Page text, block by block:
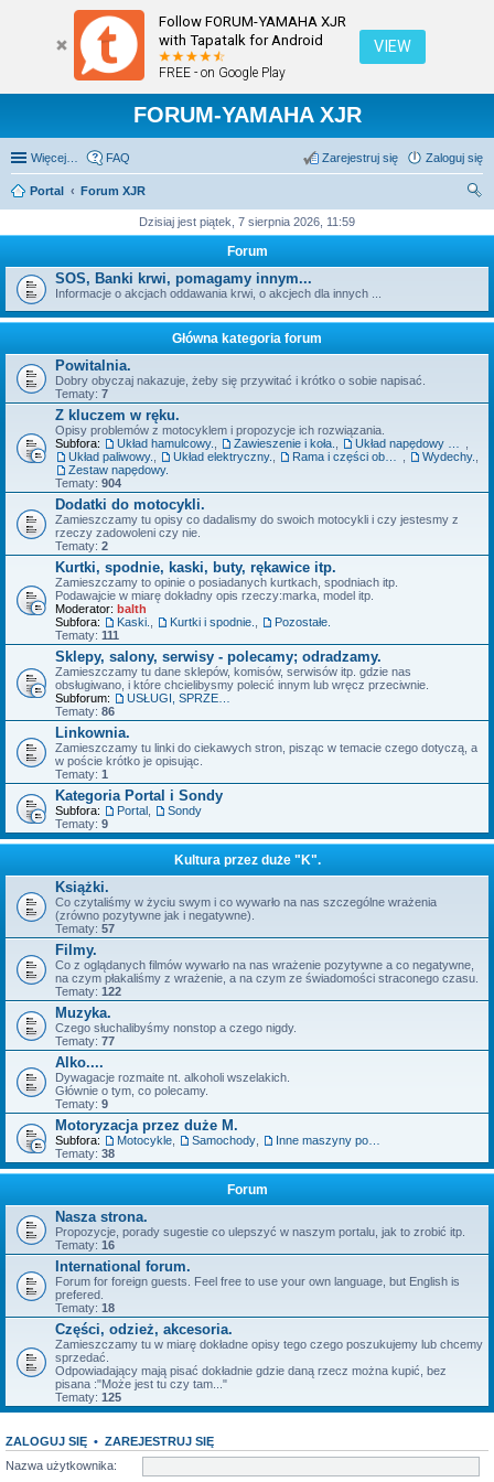
Follow FORUM-YAMAHA XJR
with Tapatalk for Android
FREE - on Google Play
VIEW
FORUM-YAMAHA XJR
Więcej… FAQ Zaloguj się
Zarejestruj się
Portal
Forum XJR
Dzisiaj jest piątek, 7 sierpnia 2026, 11:59
Forum
SOS, Banki krwi, pomagamy innym...
Informacje o akcjach oddawania krwi, o akcjech dla innych ...
Główna kategoria forum
Powitalnia.
Dobry obyczaj nakazuje, żeby się przywitać i krótko o sobie napisać.
Tematy: 7
Z kluczem w ręku.
Opisy problemów z motocyklem i propozycje ich rozwiązania.
Subfora:
Układ hamulcowy. Zawieszenie i koła.
Układ paliwowy.
Układ elektryczny. Wydechy.
Zestaw napędowy.
Tematy: 904
Dodatki do motocykli.
Zamieszczamy tu opisy co dadalismy do swoich motocykli i czy jestesmy z
rzeczy zadowoleni czy nie.
Tematy: 2
Kurtki, spodnie, kaski, buty, rękawice itp.
Zamieszczamy to opinie o posiadanych kurtkach, spodniach itp.
Podawajcie w miarę dokładny opis rzeczy:marka, model itp.
Moderator: balth
Subfora:
Kaski. Kurtki i spodnie.
Pozostałe.
Tematy: 111
Sklepy, salony, serwisy - polecamy; odradzamy.
Zamieszczamy tu dane sklepów, komisów, serwisów itp. gdzie nas
obsługiwano, i które chcielibysmy polecić innym lub wręcz przeciwnie.
Subforum:
Tematy: 86
Linkownia.
Zamieszczamy tu linki do ciekawych stron, pisząc w temacie czego dotyczą, a
w poście krótko je opisując.
Tematy: 1
Kategoria Portal i Sondy
Subfora: Portal
Sondy
Tematy: 9
Kultura przez duże "K".
Książki.
Co czytaliśmy w życiu swym i co wywarło na nas szczególne wrażenia
(zrówno pozytywne jak i negatywne).
Tematy: 57
Filmy.
Co z oglądanych filmów wywarło na nas wrażenie pozytywne a co negatywne,
na czym płakaliśmy z wrażenie, a na czym ze świadomości straconego czasu.
Tematy: 122
Muzyka.
Czego słuchalibyśmy nonstop a czego nigdy.
Tematy: 77
Alko....
Dywagacje rozmaite nt. alkoholi wszelakich.
Głównie o tym, co polecamy.
Tematy: 9
Motoryzacja przez duże M.
Subfora: Motocykle Samochody
Tematy: 38
Forum
Nasza strona.
Propozycje, porady sugestie co ulepszyć w naszym portalu, jak to zrobić itp.
Tematy: 16
International forum.
Forum for foreign guests. Feel free to use your own language, but English is
prefered.
Tematy: 18
Części, odzież, akcesoria.
Zamieszczamy tu w miarę dokładne opisy tego czego poszukujemy lub chcemy
sprzedać.
Odpowiadający mają pisać dokładnie gdzie daną rzecz można kupić, bez
pisana :"Może jest tu czy tam..."
Tematy: 125
ZALOGUJ SIĘ • ZAREJESTRUJ SIĘ
Nazwa użytkownika: